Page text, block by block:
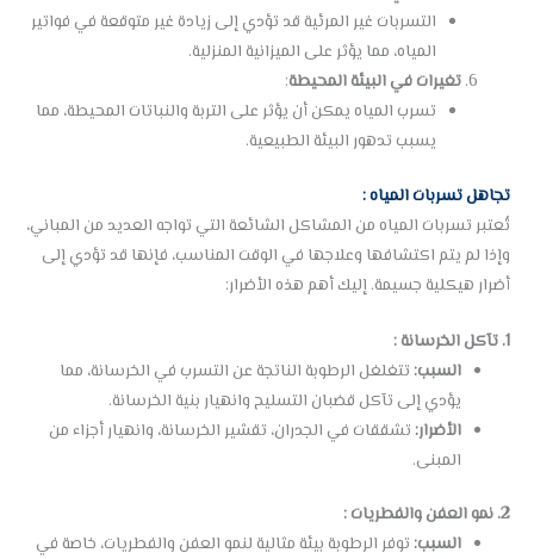
التسربات غير المرئية قد تؤدي إلى زيادة غير متوقعة في فواتير
المياه، مما يؤثر على الميزانية المنزلية.
تغيرات في البيئة المحيطة:
تسرب المياه يمكن أن يؤثر على التربة والنباتات المحيطة، مما
يسبب تدهور البيئة الطبيعية.
تجاهل تسربات المياه :
تُعتبر تسربات المياه من المشاكل الشائعة التي تواجه العديد من المباني،
وإذا لم يتم اكتشافها وعلاجها في الوقت المناسب، فإنها قد تؤدي إلى
أضرار هيكلية جسيمة. إليك أهم هذه الأضرار:
1. تآكل الخرسانة :
السبب:تتغلغل الرطوبة الناتجة عن التسرب في الخرسانة، مما
يؤدي إلى تآكل قضبان التسليح وانهيار بنية الخرسانة.
الأضرار:تشققات في الجدران، تقشير الخرسانة، وانهيار أجزاء من
المبنى.
2. نمو العفن والفطريات :
السبب:توفر الرطوبة بيئة مثالية لنمو العفن والفطريات، خاصة في